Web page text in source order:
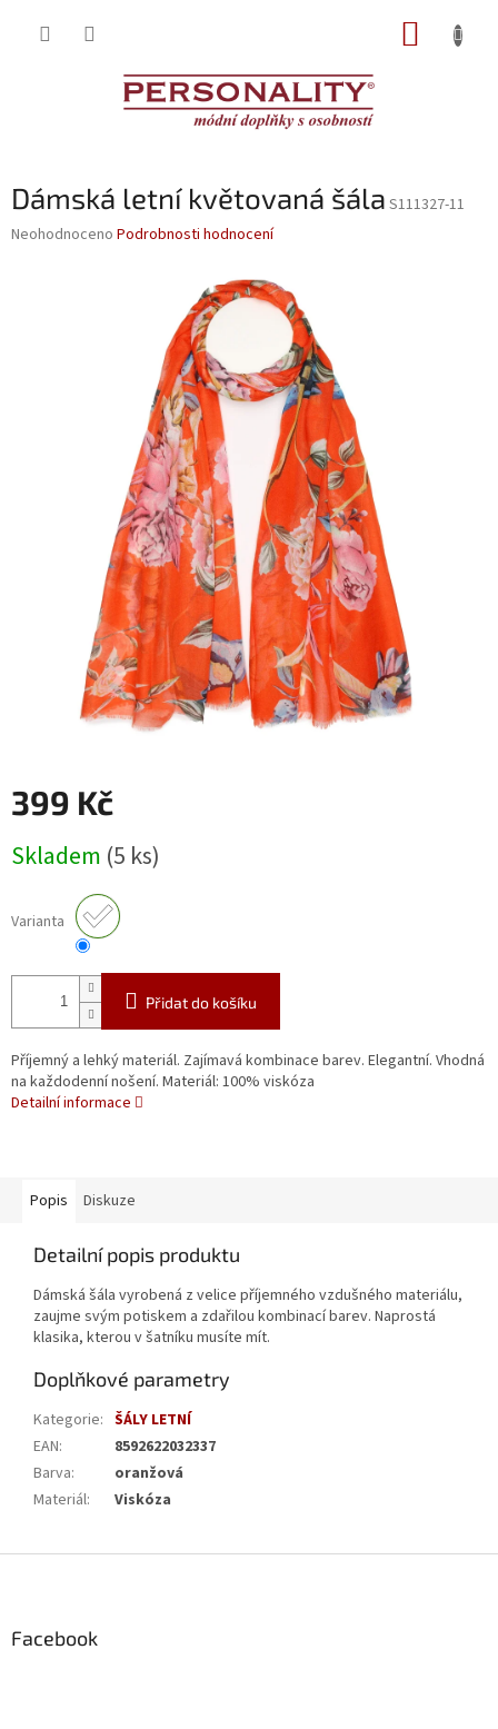
Dámská letní květovaná šála S111327-11
Průměrné
Neohodnoceno Podrobnosti hodnocení
399 Kč
cena:
Skladem (5 ks)
Varianta
Přidat do košíku
Příjemný a lehký materiál. Zajímavá kombinace barev. Elegantní. Vhodná
na každodenní nošení. Materiál: 100% viskóza
Detailní informace
Popis Diskuze
Detailní popis produktu
Dámská šála vyrobená z velice příjemného vzdušného materiálu,
zaujme svým potiskem a zdařilou kombinací barev. Naprostá
klasika, kterou v šatníku musíte mít.
Doplňkové parametry
Kategorie: ŠÁLY LETNÍ
EAN:
8592622032337
Barva:
oranžová
Materiál: Viskóza
Facebook